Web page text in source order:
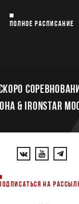
ПОЛНОЕ РАСПИСАНИЕ
& IRONSTAR
НА